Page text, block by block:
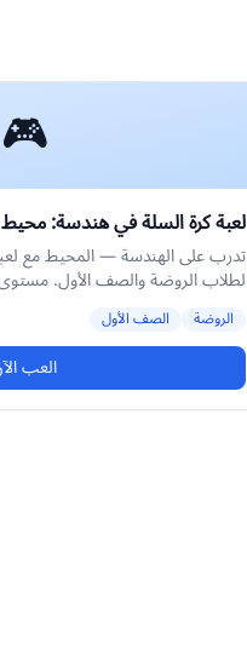
🎮
لعبة كرة السلة في هندسة:
تدرب على الهندسة — المحيط مع
لطلاب الروضة والصف الأول.
الروضة الصف الأول
العب